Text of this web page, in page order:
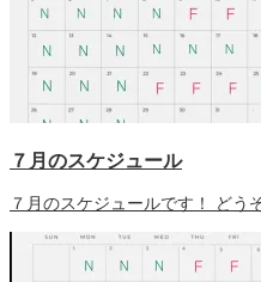
７月のスケジュール
７月のスケジュールです！ ど